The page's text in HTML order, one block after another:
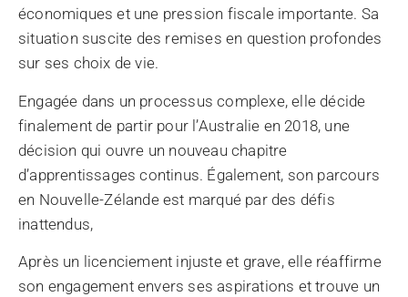
économiques et une pression fiscale importante. Sa
situation suscite des remises en question profondes
sur ses choix de vie.
Engagée dans un processus complexe, elle décide
finalement de partir pour l’Australie en 2018, une
décision qui ouvre un nouveau chapitre
d’apprentissages continus. Également, son parcours
en Nouvelle-Zélande est marqué par des défis
inattendus,
Après un licenciement injuste et grave, elle réaffirme
son engagement envers ses aspirations et trouve un